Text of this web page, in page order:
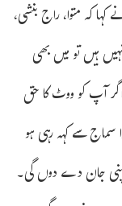
کہ متوا، راج بنشی،
ہیں تو میں بھی
آپ کو ووٹ کا حق
سماج سے کہہ رہی ہو
جان دے دوں گی۔